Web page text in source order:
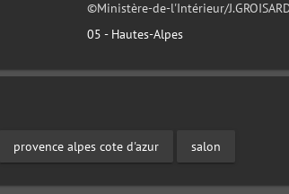
©Ministère-de-l'Intérieur/
05 - Hautes-Alpes
provence alpes cote d'azur salon